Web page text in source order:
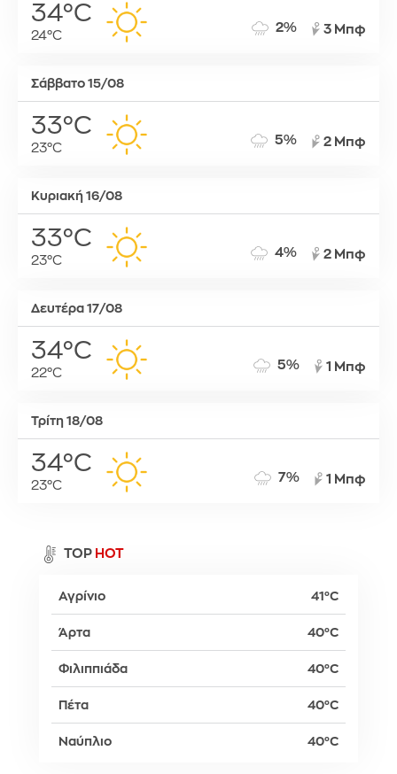
34°C
24°C
2% 3 Μπφ
Σάββατο 15/08
33°C
23°C
5% 2 Μπφ
Κυριακή 16/08
33°C
23°C
4% 2 Μπφ
Δευτέρα 17/08
34°C
22°C
5% 1 Μπφ
Τρίτη 18/08
34°C
23°C
7% 1 Μπφ
TOP HOT
Αγρίνιο 41°C
Άρτα 40°C
Φιλιππιάδα 40°C
Πέτα 40°C
Ναύπλιο 40°C